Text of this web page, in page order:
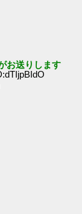
お送りします